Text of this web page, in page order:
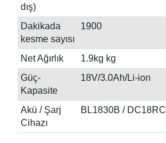
dış)
Dakikada
kesme sayısı
1900
Net Ağırlık
1.9kg kg
Güç-
Kapasite
18V/3.0Ah/Li-ion
Akü / Şarj
Cihazı
BL1830B / DC18RC